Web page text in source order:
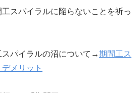
スパイラルに陥らないことを祈っ
パイラルの沼について→期間工ス
メリット